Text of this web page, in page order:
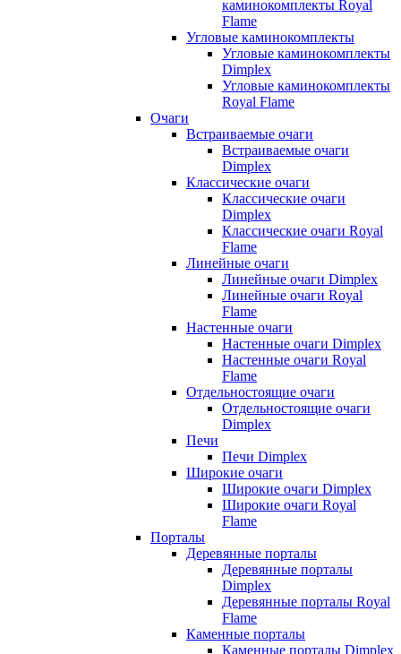
каминокомплекты Royal
Flame
Угловые каминокомплекты
Угловые каминокомплекты
Dimplex
Угловые каминокомплекты
Royal Flame
Очаги
Встраиваемые очаги
Встраиваемые очаги
Dimplex
Классические очаги
Классические очаги
Dimplex
Классические очаги Royal
Flame
Линейные очаги
Линейные очаги Dimplex
Линейные очаги Royal
Flame
Настенные очаги
Настенные очаги Dimplex
Настенные очаги Royal
Flame
Отдельностоящие очаги
Отдельностоящие очаги
Dimplex
Печи
Печи Dimplex
Широкие очаги
Широкие очаги Dimplex
Широкие очаги Royal
Flame
Порталы
Деревянные порталы
Деревянные порталы
Dimplex
Деревянные порталы Royal
Flame
Каменные порталы
Каменные порталы Dimplex